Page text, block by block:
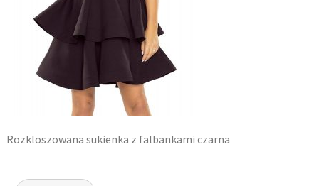
Rozkloszowana sukienka z falbankami czarna